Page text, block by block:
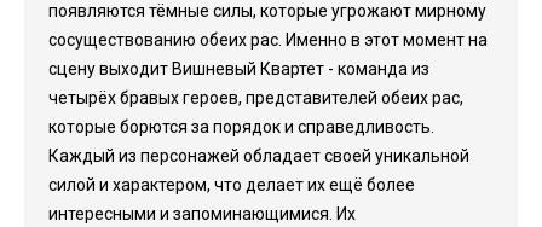
появляются тёмные силы, которые угрожают мирному
сосуществованию обеих рас. Именно в этот момент на
сцену выходит Вишневый Квартет - команда из
четырёх бравых героев, представителей обеих рас,
которые борются за порядок и справедливость.
Каждый из персонажей обладает своей уникальной
силой и характером, что делает их ещё более
интересными и запоминающимися. Их